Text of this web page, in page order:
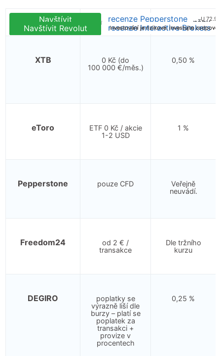
Broker Poplatky akcie/ETF Konverze měny
XTB
0 Kč (do
100 000 €/měs.)
0,50 %
Navštívit XTB recenze XTB U 77 % retailových
eToro
ETF 0 Kč / akcie
1-2 USD
1 %
Navštívit eToro recenze eToro U 51 %
Pepperstone pouze CFD
Veřejně
neuvádí.
Navštívit
Pepperstone
recenze Pepperstone U 72.9
Freedom24
od 2 € /
transakce
Dle tržního
kurzu
Navštívit Freedom24 recenze Freedom24 U 74-89
DEGIRO
poplatky se
výrazně liší dle
burzy – platí se
poplatek za
transakci +
provize v
procentech
0,25 %
Navštívit DEGIRO recenze DEGIRO Investování je
Navštívit IBKR recenze Interactive Brokers
Navštívit Portu Investování je rizikové. Investujte
Navštívit Fio Investování je rizikové. Investujte
Navštívit Revolut Investování je rizikové. Investujte